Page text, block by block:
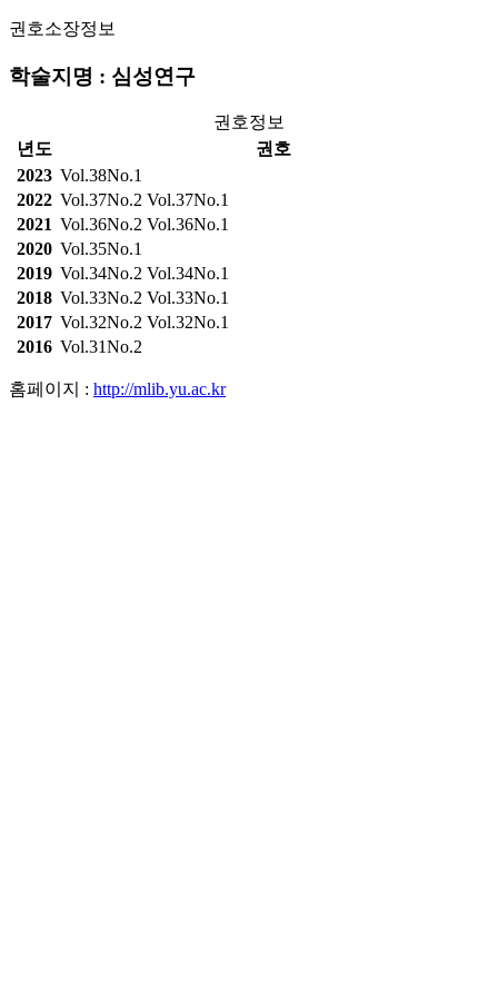
권호소장정보
학술지명 : 심성연구
권호정보
년도
권호
2023 Vol.38No.1
2022 Vol.37No.2 Vol.37No.1
2021 Vol.36No.2 Vol.36No.1
2020 Vol.35No.1
2019 Vol.34No.2 Vol.34No.1
2018 Vol.33No.2 Vol.33No.1
2017 Vol.32No.2 Vol.32No.1
2016 Vol.31No.2
홈페이지 : http://mlib.yu.ac.kr